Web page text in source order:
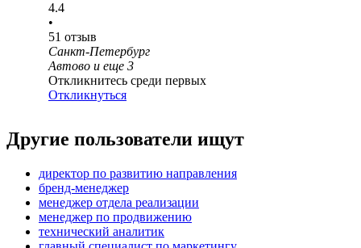
4.4
•
51 отзыв
Санкт-Петербург
Автово и еще 3
Откликнитесь среди первых
Откликнуться
Другие пользователи ищут
директор по развитию направления
бренд-менеджер
менеджер отдела реализации
менеджер по продвижению
технический аналитик